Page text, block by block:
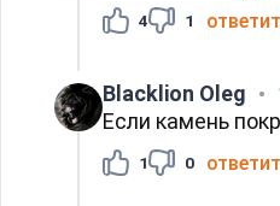
4 1
Blacklion Oleg
Если камень
1 0